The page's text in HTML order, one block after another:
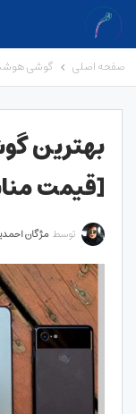
صفحه اصلی گوشی
[قیمت
توسط مژگان